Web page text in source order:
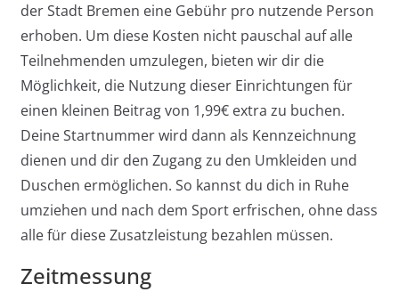
der Stadt Bremen eine Gebühr pro nutzende Person
erhoben. Um diese Kosten nicht pauschal auf alle
Teilnehmenden umzulegen, bieten wir dir die
Möglichkeit, die Nutzung dieser Einrichtungen für
einen kleinen Beitrag von 1,99€ extra zu buchen.
Deine Startnummer wird dann als Kennzeichnung
dienen und dir den Zugang zu den Umkleiden und
Duschen ermöglichen. So kannst du dich in Ruhe
umziehen und nach dem Sport erfrischen, ohne dass
alle für diese Zusatzleistung bezahlen müssen.
Zeitmessung